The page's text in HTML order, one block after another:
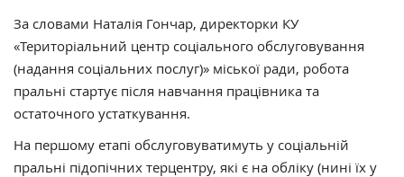
За словами Наталія Гончар, директорки КУ
«Територіальний центр соціального обслуговування
(надання соціальних послуг)» міської ради, робота
пральні стартує після навчання працівника та
остаточного устаткування.
На першому етапі обслуговуватимуть у соціальній
пральні підопічних терцентру, які є на обліку (нині їх у